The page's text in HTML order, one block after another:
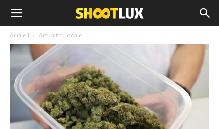
Accueil Actualité Locale